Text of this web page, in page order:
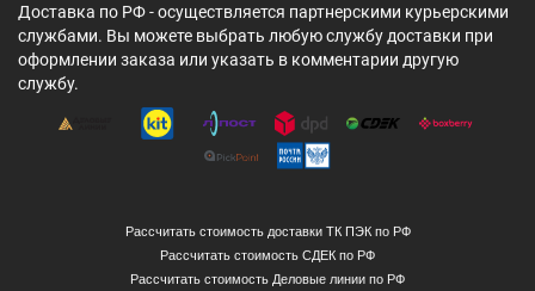
Доставка по РФ - осуществляется партнерскими курьерскими
службами. Вы можете выбрать любую службу доставки при
оформлении заказа или указать в комментарии другую
службу.
Рассчитать стоимость доставки ТК ПЭК по РФ
Рассчитать стоимость СДЕК по РФ
Рассчитать стоимость Деловые линии по РФ